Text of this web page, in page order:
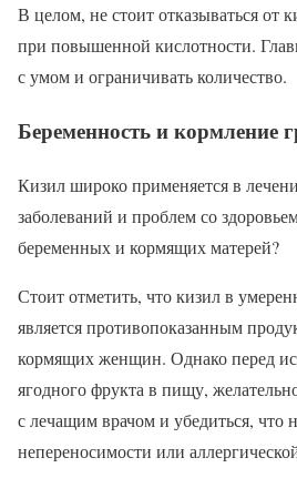
В целом, не стоит отказываться от
при повышенной кислотности.
с умом и ограничивать количество.
Беременность и кормление
Кизил широко применяется в
заболеваний и проблем со
беременных и кормящих матерей?
Стоит отметить, что кизил в
является противопоказанным
кормящих женщин. Однако перед
ягодного фрукта в пищу,
с лечащим врачом и убедиться, что
непереносимости или